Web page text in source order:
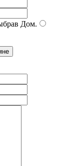
Дом.